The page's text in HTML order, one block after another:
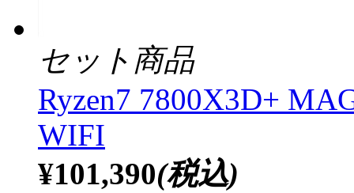
セット商品
Ryzen7 7800X3D+
WIFI
¥101,390(税込)